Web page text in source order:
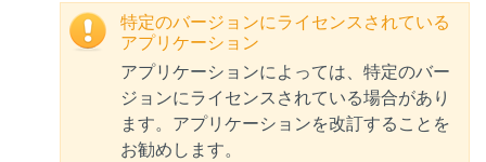
特定のバージョンにライセンスされている
アプリケーション
アプリケーションによっては、特定のバー
ジョンにライセンスされている場合があり
ます。アプリケーションを改訂することを
お勧めします。